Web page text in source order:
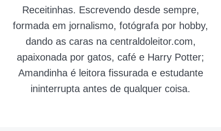
Receitinhas. Escrevendo desde sempre,
formada em jornalismo, fotógrafa por hobby,
dando as caras na centraldoleitor.com,
apaixonada por gatos, café e Harry Potter;
Amandinha é leitora fissurada e estudante
ininterrupta antes de qualquer coisa.